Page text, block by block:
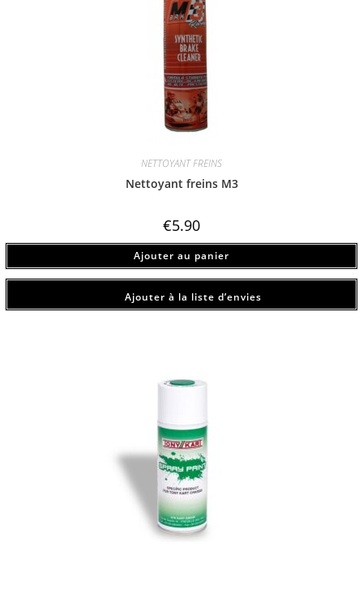
NETTOYANT FREINS
Nettoyant freins M3
€5.90
Ajouter au panier
Ajouter à la liste d’envies